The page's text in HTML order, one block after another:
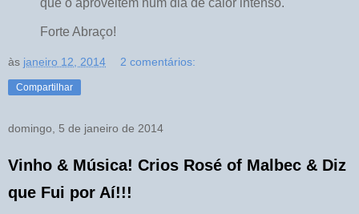
que o aproveitem num dia de calor intenso.
Forte Abraço!
às janeiro 12, 2014 2 comentários:
Compartilhar
domingo, 5 de janeiro de 2014
Vinho & Música! Crios Rosé of Malbec & Diz
que Fui por Aí!!!